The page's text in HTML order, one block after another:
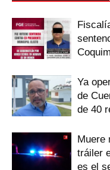
Ya
de
de 40
Muere
tráiler
es el